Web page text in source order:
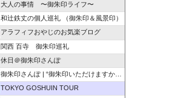
大人の事情 〜御朱印ライフ〜
和辻鉄丈の個人巡礼 （御朱印＆風景印）
アラフィフおやじのお気楽ブログ
関西 百寺 御朱印巡礼
休日＠御朱印さんぽ
御朱印さんぽ | “御朱印いただけますか”のひと言から始ま…
TOKYO GOSHUIN TOUR